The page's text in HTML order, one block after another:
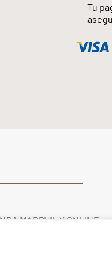
Tu
MARPHIL Y ONLINE
MADRID Spain